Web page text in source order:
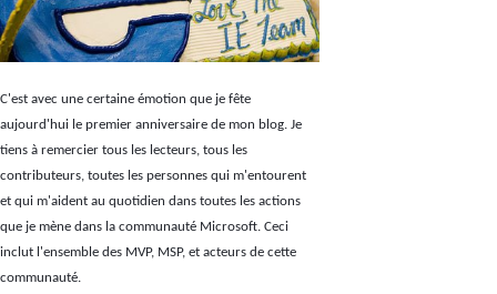
C'est avec une certaine émotion que je fête
aujourd'hui le premier anniversaire de mon blog. Je
tiens à remercier tous les lecteurs, tous les
contributeurs, toutes les personnes qui m'entourent
et qui m'aident au quotidien dans toutes les actions
que je mène dans la communauté Microsoft. Ceci
inclut l'ensemble des MVP, MSP, et acteurs de cette
communauté.